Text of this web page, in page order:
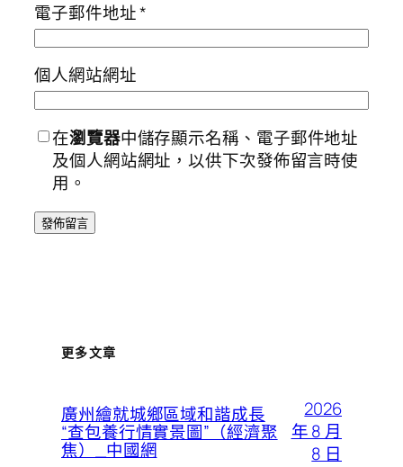
電子郵件地址*
個人網站網址
在瀏覽器中儲存顯示名稱、電子郵件地址
及個人網站網址，以供下次發佈留言時使
用。
更多文章
廣州繪就城鄉區域和諧成長
“查包養行情實景圖”（經濟聚
焦）_中國網
2026
年 8 月
8 日